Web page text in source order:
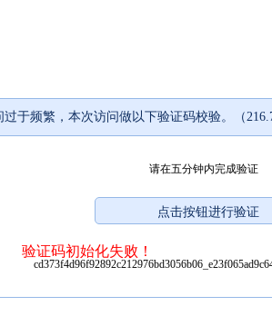
过于频繁，本次访问做以下验证码校验。（
请在五分钟内完成验证
验证码初始化失败！